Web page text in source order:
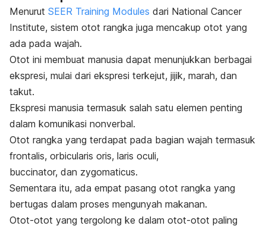
Menurut SEER Training Modules dari National Cancer
Institute, sistem otot rangka juga mencakup otot yang
ada pada wajah.
Otot ini membuat manusia dapat menunjukkan berbagai
ekspresi, mulai dari ekspresi terkejut, jijik, marah, dan
takut.
Ekspresi manusia termasuk salah satu elemen penting
dalam komunikasi nonverbal.
Otot rangka yang terdapat pada bagian wajah termasuk
frontalis, orbicularis oris, laris oculi,
buccinator, dan zygomaticus.
Sementara itu, ada empat pasang otot rangka yang
bertugas dalam proses mengunyah makanan.
Otot-otot yang tergolong ke dalam otot-otot paling